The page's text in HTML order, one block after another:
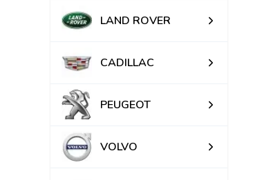
LAND ROVER
CADILLAC
PEUGEOT
VOLVO